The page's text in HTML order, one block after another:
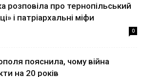
розповіла про тернопільський
і патріархальні міфи
0
пояснила, чому війна
на 20 років